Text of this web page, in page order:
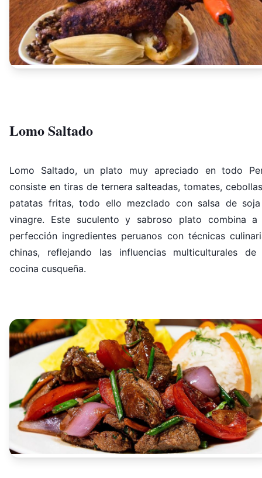
Lomo Saltado
Lomo Saltado, un plato muy apreciado en todo
consiste en tiras de ternera salteadas, tomates,
patatas fritas, todo ello mezclado con salsa de
vinagre. Este suculento y sabroso plato combina a
perfección ingredientes peruanos con técnicas
chinas, reflejando las influencias multiculturales de
cocina cusqueña.